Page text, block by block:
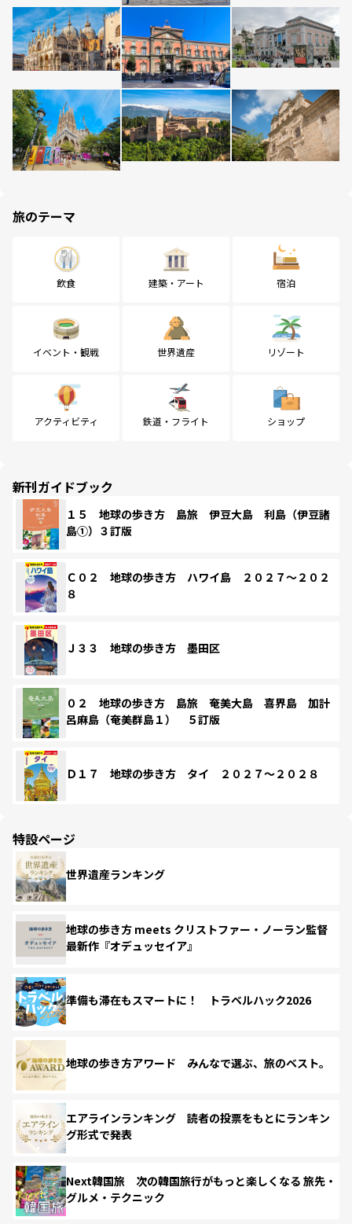
旅のテーマ
飲食 建築・アート 宿泊
イベント・観戦 世界遺産 リゾート
アクティビティ 鉄道・フライト ショップ
新刊ガイドブック
１５ 地球の歩き方 島旅 伊豆大島 利島（伊豆諸
島①）３訂版
Ｃ０２ 地球の歩き方 ハワイ島 ２０２７～２０２
８
Ｊ３３ 地球の歩き方 墨田区
０２ 地球の歩き方 島旅 奄美大島 喜界島 加計
呂麻島（奄美群島１） ５訂版
Ｄ１７ 地球の歩き方 タイ ２０２７～２０２８
特設ページ
世界遺産ランキング
地球の歩き方 meets クリストファー・ノーラン監督
最新作『オデュッセイア』
準備も滞在もスマートに！ トラベルハック2026
地球の歩き方アワード みんなで選ぶ、旅のベスト。
エアラインランキング 読者の投票をもとにランキン
グ形式で発表
Next韓国旅 次の韓国旅行がもっと楽しくなる 旅先・
グルメ・テクニック